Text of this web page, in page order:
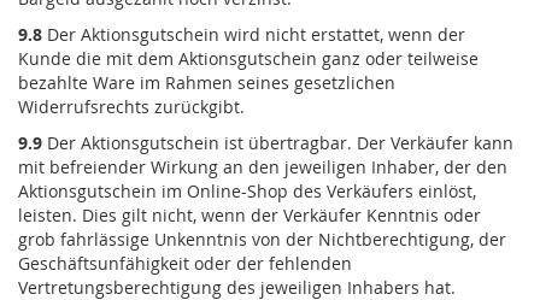
9.8 Der Aktionsgutschein wird nicht erstattet, wenn der
Kunde die mit dem Aktionsgutschein ganz oder teilweise
bezahlte Ware im Rahmen seines gesetzlichen
Widerrufsrechts zurückgibt.
9.9 Der Aktionsgutschein ist übertragbar. Der Verkäufer kann
mit befreiender Wirkung an den jeweiligen Inhaber, der den
Aktionsgutschein im Online-Shop des Verkäufers einlöst,
leisten. Dies gilt nicht, wenn der Verkäufer Kenntnis oder
grob fahrlässige Unkenntnis von der Nichtberechtigung, der
Geschäftsunfähigkeit oder der fehlenden
Vertretungsberechtigung des jeweiligen Inhabers hat.